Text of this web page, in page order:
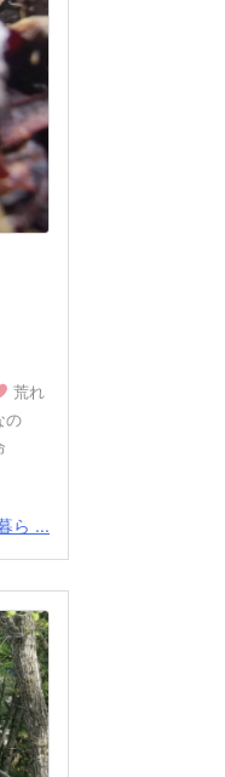
荒れ
の
ら ...